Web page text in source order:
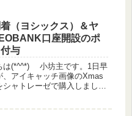
知らせ保有銘柄◆ 前日比
（ヨシックス）＆ヤ
口座開設のポ
与
は(*^^*) 小坊主です。1日早
、アイキャッチ画像のXmas
シャトレーゼで購入しまし